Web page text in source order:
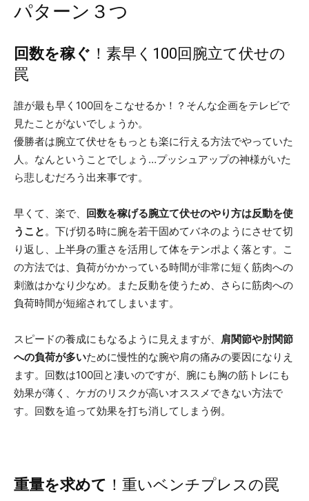
パターン３つ
回数を稼ぐ ！素早く100回腕立て伏せの
罠
誰が最も早く100回をこなせるか！？そんな企画をテレビで
見たことがないでしょうか。
優勝者は腕立て伏せをもっとも楽に行える方法でやっていた
人。なんということでしょう…プッシュアップの神様がいた
ら悲しむだろう出来事です。
早くて、楽で、 回数を稼げる腕立て伏せのやり方は反動を使
うこと。下げ切る時に腕を若干固めてバネのようにさせて切
り返し、上半身の重さを活用して体をテンポよく落とす。こ
の方法では、負荷がかかっている時間が非常に短く筋肉への
刺激はかなり少なめ。また反動を使うため、さらに筋肉への
負荷時間が短縮されてしまいます。
スピードの養成にもなるように見えますが、 肩関節や肘関節
への負荷が多いために慢性的な腕や肩の痛みの要因になりえ
ます。回数は100回と凄いのですが、腕にも胸の筋トレにも
効果が薄く、ケガのリスクが高いオススメできない方法で
す。回数を追って効果を打ち消してしまう例。
重量を求めて ！重いベンチプレスの罠